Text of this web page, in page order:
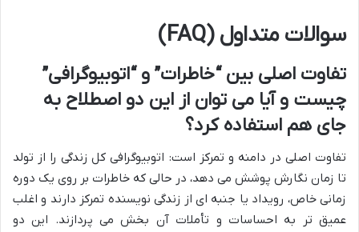
سوالات متداول (FAQ)
تفاوت اصلی بین “خاطرات” و “اتوبیوگرافی”
چیست و آیا می توان از این دو اصطلاح به
جای هم استفاده کرد؟
تفاوت اصلی در دامنه و تمرکز است: اتوبیوگرافی کل زندگی را از تولد
تا زمان نگارش پوشش می دهد، در حالی که خاطرات بر روی یک دوره
زمانی خاص، رویداد یا جنبه ای از زندگی نویسنده تمرکز دارند و اغلب
عمیق تر به احساسات و تأملات آن بخش می پردازند. این دو